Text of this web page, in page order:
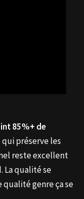
85%+ de
préserve les
reste excellent
La qualité se
qualité genre ça se